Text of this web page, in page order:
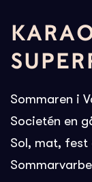
Sommaren i
Societén en
Sol, mat, fest